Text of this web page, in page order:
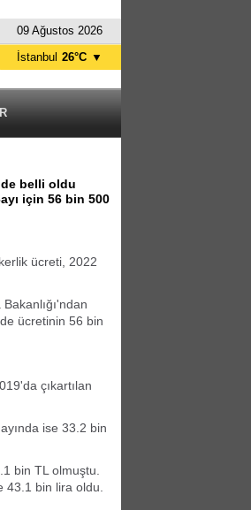
09 Ağustos 2026
İstanbul 26°C ▼
de belli oldu
için 56 bin 500
ücreti, 2022
ücretinin 56 bin
çıkartılan
ise 33.2 bin
bin TL olmuştu.
43.1 bin lira oldu.